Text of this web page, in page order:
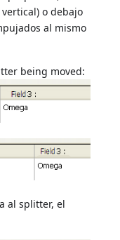
o debajo
al mismo
being moved:
al splitter, el